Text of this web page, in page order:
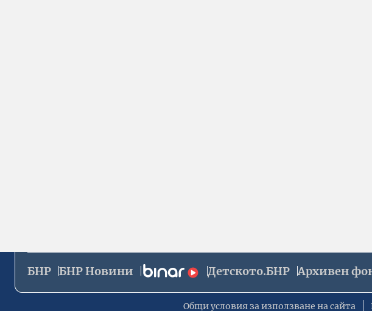
БНР БНР Новини Детското.БНР Архивен
Общи условия за използване на сайта